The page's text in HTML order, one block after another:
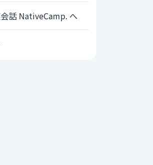
話 NativeCamp. へ